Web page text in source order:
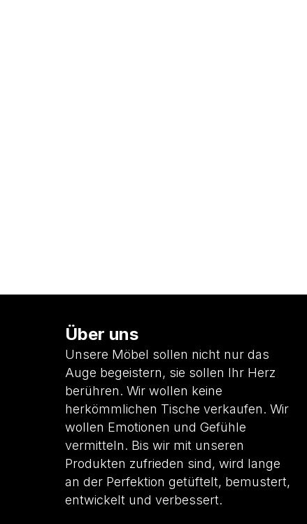
Über uns
Unsere Möbel sollen nicht nur das
Auge begeistern, sie sollen Ihr Herz
berühren. Wir wollen keine
herkömmlichen Tische verkaufen. Wir
wollen Emotionen und Gefühle
vermitteln. Bis wir mit unseren
Produkten zufrieden sind, wird lange
an der Perfektion getüftelt, bemustert,
entwickelt und verbessert.